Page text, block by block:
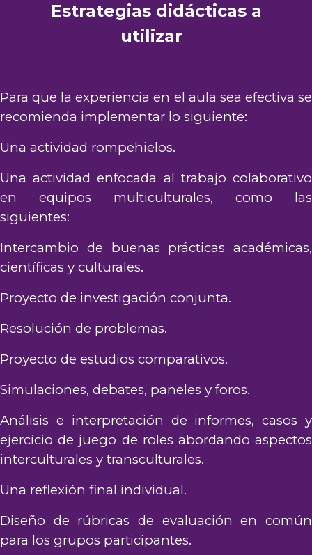
Estrategiasdidácticas a
utilizar
Para que la experiencia en el aula sea efectiva se
recomienda implementar lo siguiente:
Una actividad rompehielos.
Una actividad enfocada al trabajo colaborativo
en equipos multiculturales, como las
siguientes:
Intercambio de buenas prácticas académicas,
científicas y culturales.
Proyecto de investigación conjunta.
Resolución de problemas.
Proyecto de estudios comparativos.
Simulaciones, debates, paneles y foros.
Análisis e interpretación de informes, casos y
ejercicio de juego de roles abordando aspectos
interculturales y transculturales.
Una reflexión final individual.
Diseño de rúbricas de evaluación en común
para los grupos participantes.